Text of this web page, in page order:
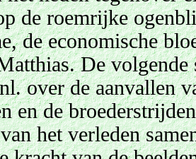
de roemrijke
de economische
De volgende
over de aanvallen
en de
het verleden